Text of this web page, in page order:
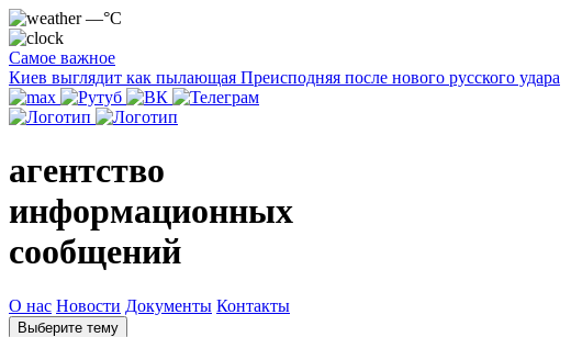
—°C
Самое важное
Киев выглядит как пылающая Преисподняя после нового русского удара
агентство
информационных
сообщений
О нас Новости Документы Контакты
Выберите тему